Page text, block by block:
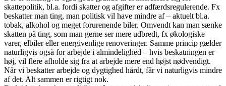
skattepolitik, bl.a. fordi skatter og afgifter er adfærdsregulerende. Fx
beskatter man ting, man politisk vil have mindre af – aktuelt bl.a.
tobak, alkohol og meget forurenende biler. Omvendt kan man sænke
skatten på ting, som man gerne ser mere udbredt, fx økologiske
varer, elbiler eller energivenlige renoveringer. Samme princip gælder
naturligvis også for arbejde i almindelighed – hvis beskatningen er
høj, vil flere afholde sig fra at arbejde mere end højst nødvendigt.
Når vi beskatter arbejde og dygtighed hårdt, får vi naturligvis mindre
af det. Alt sammen er rigtigt nok.